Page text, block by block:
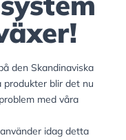
den Skandinaviska
produkter blir det nu
med våra
idag detta